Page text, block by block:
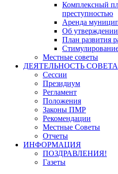
Комплексный
преступностью
Аренда
Об
План развития
Местные советы
ДЕЯТЕЛЬНОСТЬ СОВЕТА
Сессии
Президиум
Регламент
Положения
Законы ПМР
Рекомендации
Местные Советы
Отчеты
ИНФОРМАЦИЯ
ПОЗДРАВЛЕНИЯ!
Газеты